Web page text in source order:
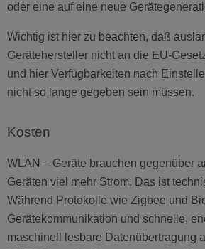
oder eine auf eine neue
Wichtig ist hier zu beachten, daß
Gerätehersteller nicht an die EU-
und hier Verfügbarkeiten nach
nicht so lange gegeben sein müssen.
Kosten
WLAN – Geräte brauchen gegenüber
Geräten viel mehr Strom. Das ist
Während Protokolle wie Zigbee und
Gerätekommunikation und schnelle,
maschinell lesbare Datenübertragung